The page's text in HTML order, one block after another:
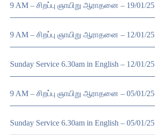
9 AM – சிறப்பு ஞாயிறு ஆராதனை – 19/01/25
9 AM – சிறப்பு ஞாயிறு ஆராதனை – 12/01/25
Sunday Service 6.30am in English – 12/01/25
9 AM – சிறப்பு ஞாயிறு ஆராதனை – 05/01/25
Sunday Service 6.30am in English – 05/01/25